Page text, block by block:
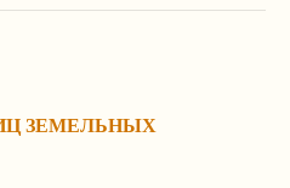
ЗЕМЕЛЬНЫХ